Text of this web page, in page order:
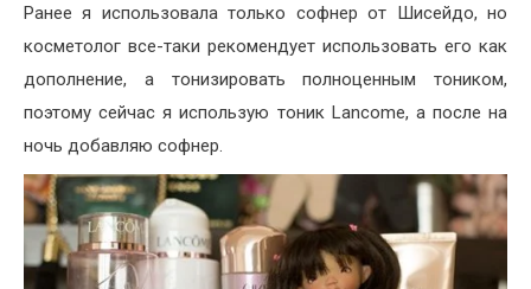
Ранее я использовала только софнер от Шисейдо, но
косметолог все-таки рекомендует использовать его как
дополнение, а тонизировать полноценным тоником,
поэтому сейчас я использую тоник Lancome, а после на
ночь добавляю софнер.